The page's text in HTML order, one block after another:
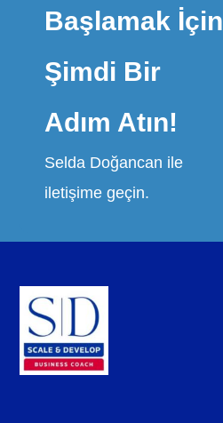
Başlamak İçin
Şimdi Bir
Adım Atın!
Selda Doğancan ile
iletişime geçin.